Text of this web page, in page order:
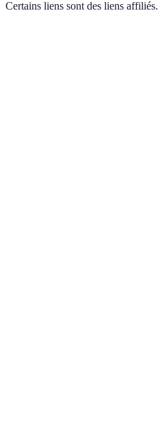
Certains liens sont des liens affiliés.